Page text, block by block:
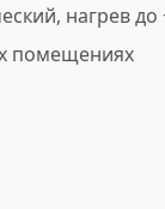
нагрев до
помещениях